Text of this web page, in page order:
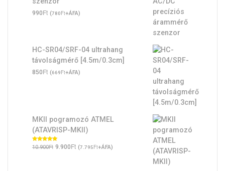
990Ft (780Ft+ÁFA)
HC-SR04/SRF-04 ultrahang
távolságmérő [4.5m/0.3cm]
850Ft (669Ft+ÁFA)
MKII pogramozó ATMEL
(ATAVRISP-MKII)
Értékelés:
5.00/ 5
10.900Ft Original
9.900FtCurrent
(7.795Ft+ÁFA)